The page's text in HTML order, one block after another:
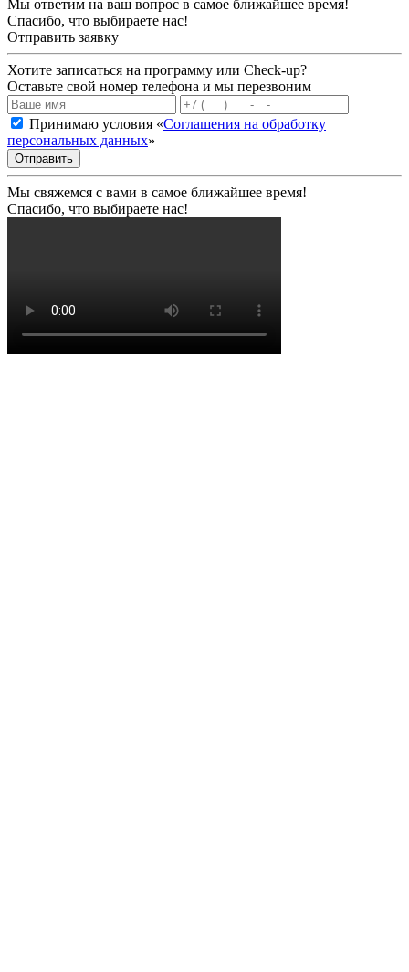
Мы ответим на ваш вопрос в самое ближайшее время!
Спасибо, что выбираете нас!
Отправить заявку
Хотите записаться на программу или Check-up?
Оставьте свой номер телефона и мы перезвоним
Принимаю условия «Соглашения на обработку
персональных данных»
Отправить
Мы свяжемся с вами в самое ближайшее время!
Спасибо, что выбираете нас!